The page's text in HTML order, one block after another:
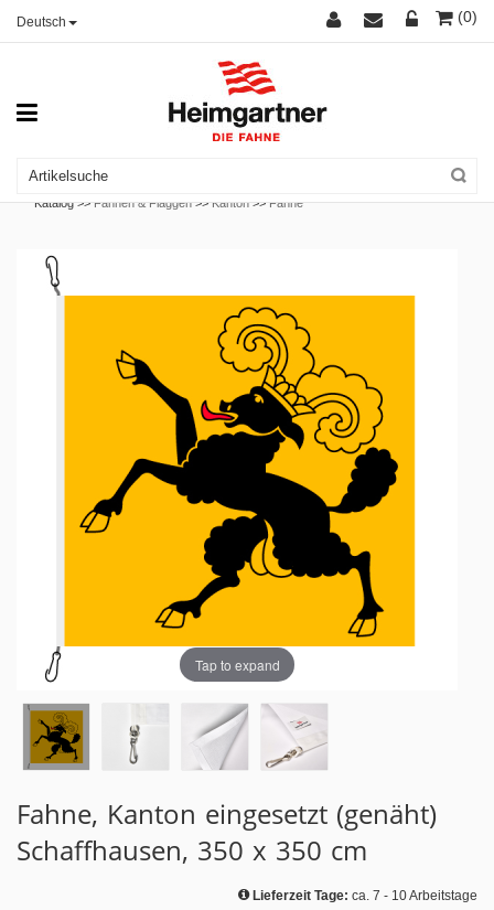
Deutsch (0)
Katalog >>Fahnen & Flaggen >>Kanton >>Fahne
Tap to expand
Fahne, Kanton eingesetzt (genäht)
Schaffhausen, 350 x 350 cm
Lieferzeit Tage: ca. 7 - 10 Arbeitstage